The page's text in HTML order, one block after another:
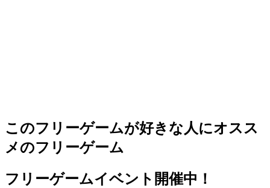
このフリーゲームが好きな人にオスス
メのフリーゲーム
フリーゲームイベント開催中！